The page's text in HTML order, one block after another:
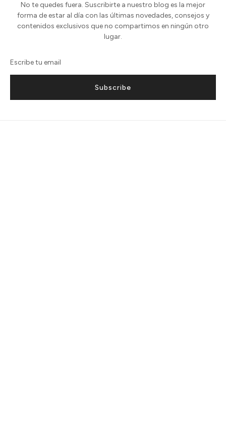
No te quedes fuera. Suscribirte a nuestro blog es la mejor
forma de estar al día con las últimas novedades, consejos y
contenidos exclusivos que no compartimos en ningún otro
lugar.
Subscribe